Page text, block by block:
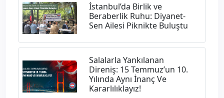
İstanbul’da Birlik ve
Beraberlik Ruhu: Diyanet-
Sen Ailesi Piknikte Buluştu
Salalarla Yankılanan
Direniş: 15 Temmuz’un 10.
Yılında Aynı İnanç Ve
Kararlılıklayız!